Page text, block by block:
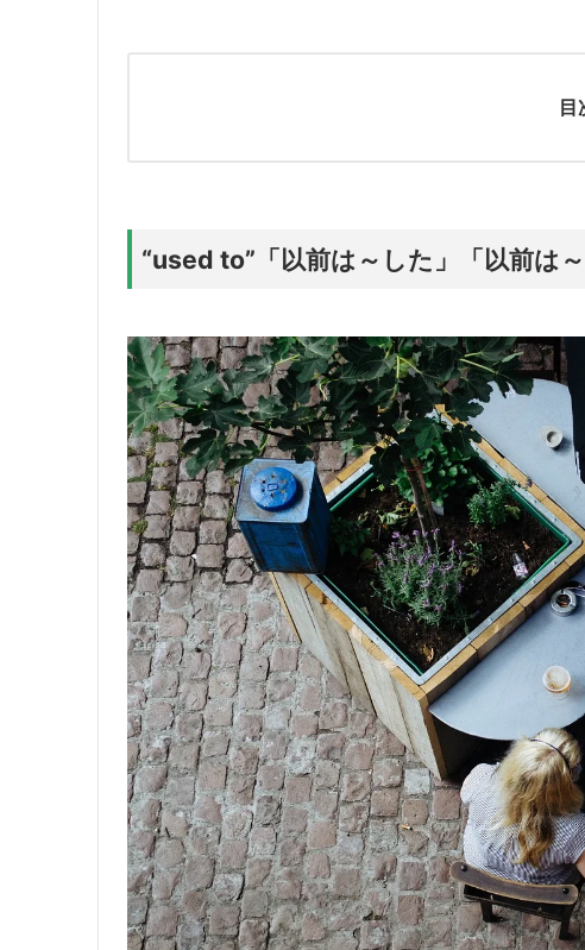
目
“used to”「以前は～した」「以前は～